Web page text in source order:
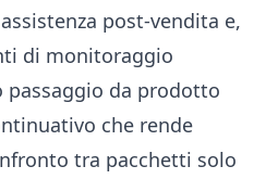
post-vendita e,
di monitoraggio
passaggio da prodotto
che rende
tra pacchetti solo